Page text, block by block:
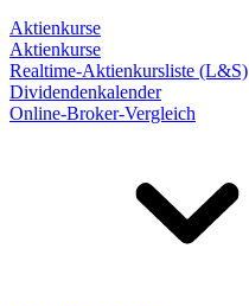
Aktienkurse
Aktienkurse
Realtime-Aktienkursliste (L&S)
Dividendenkalender
Online-Broker-Vergleich